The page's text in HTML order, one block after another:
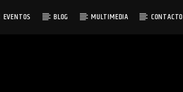
EVENTOS BLOG MULTIMEDIA CONTACTO